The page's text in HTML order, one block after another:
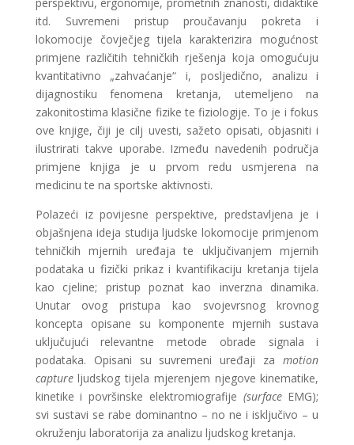
itd. Suvremeni pristup proučavanju pokreta i
lokomocije čovječjeg tijela karakterizira mogućnost
primjene različitih tehničkih rješenja koja omogućuju
kvantitativno „zahvaćanje“ i, posljedično, analizu i
dijagnostiku fenomena kretanja, utemeljeno na
zakonitostima klasične fizike te fiziologije. To je i fokus
ove knjige, čiji je cilj uvesti, sažeto opisati, objasniti i
ilustrirati takve uporabe. Između navedenih područja
primjene knjiga je u prvom redu usmjerena na
medicinu te na sportske aktivnosti.
Polazeći iz povijesne perspektive, predstavljena je i
objašnjena ideja studija ljudske lokomocije primjenom
tehničkih mjernih uređaja te uključivanjem mjernih
podataka u fizički prikaz i kvantifikaciju kretanja tijela
kao cjeline; pristup poznat kao inverzna dinamika.
Unutar ovog pristupa kao svojevrsnog krovnog
koncepta opisane su komponente mjernih sustava
uključujući relevantne metode obrade signala i
podataka. Opisani su suvremeni uređaji zamotion
captureljudskog tijela mjerenjem njegove kinematike,
kinetike i površinske elektromiografije (surfaceEMG);
svi sustavi se rabe dominantno – no ne i isključivo – u
okruženju laboratorija za analizu ljudskog kretanja.